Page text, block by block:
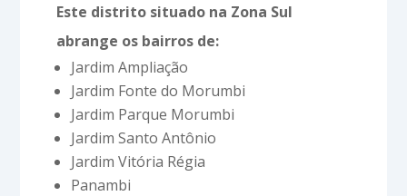
Este distrito situado na Zona Sul
abrange os bairros de:
Jardim Ampliação
Jardim Fonte do Morumbi
Jardim Parque Morumbi
Jardim Santo Antônio
Jardim Vitória Régia
Panambi